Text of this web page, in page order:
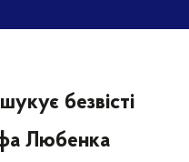
безвісті
Любенка